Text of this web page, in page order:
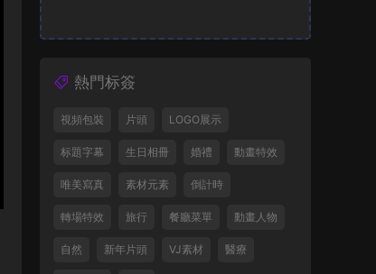
熱門标簽
視頻包裝 片頭 LOGO展示
标題字幕 生日相冊 婚禮 動畫特效
唯美寫真 素材元素 倒計時
轉場特效 旅行 餐廳菜單 動畫人物
自然 新年片頭 VJ素材 醫療